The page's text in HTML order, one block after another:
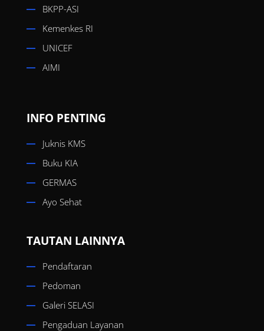
BKPP-ASI
Kemenkes RI
UNICEF
AIMI
INFO PENTING
Juknis KMS
Buku KIA
GERMAS
Ayo Sehat
TAUTAN LAINNYA
Pendaftaran
Pedoman
Galeri SELASI
Pengaduan Layanan